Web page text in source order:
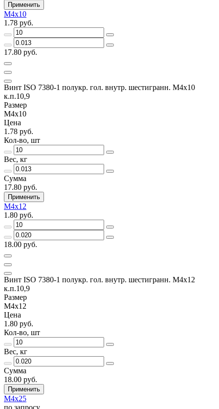
Применить
М4х10
1.78 руб.
17.80 руб.
Винт ISO 7380-1 полукр. гол. внутр. шестигранн. М4х10
к.п.10,9
Размер
М4х10
Цена
1.78 руб.
Кол-во, шт
Вес, кг
Сумма
17.80 руб.
Применить
М4х12
1.80 руб.
18.00 руб.
Винт ISO 7380-1 полукр. гол. внутр. шестигранн. М4х12
к.п.10,9
Размер
М4х12
Цена
1.80 руб.
Кол-во, шт
Вес, кг
Сумма
18.00 руб.
Применить
М4х25
по запросу